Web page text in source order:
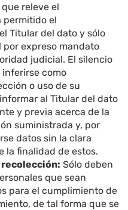
releve el
permitido el
Titular del dato y sólo
expreso mandato
judicial. El silencio
como
o uso de su
al Titular del dato
y previa acerca de la
suministrada y, por
datos sin la clara
la finalidad de estos.
Sólo deben
que sean
para el cumplimiento de
de tal forma que se